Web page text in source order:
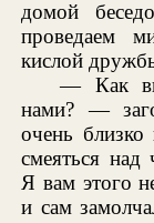
домой
проведаем
кислой
— Как вы
нами? —
очень
смеяться над
Я вам этого
и сам